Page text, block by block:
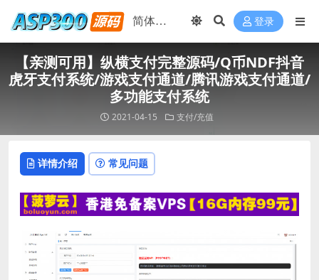
登录
【亲测可用】纵横支付完整源码/Q币NDF抖音
虎牙支付系统/游戏支付通道/腾讯游戏支付通道/
多功能支付系统
2021-04-15 支付/充值
详情介绍 常见问题